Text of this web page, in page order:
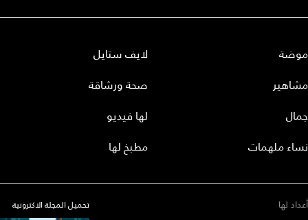
موضة
مشاهير
جمال
نساء ملهمات
لايف ستايل
صحة ورشاقة
لها فيديو
مطبخ لها
أعداد لها تحميل المجلة الاكترونية